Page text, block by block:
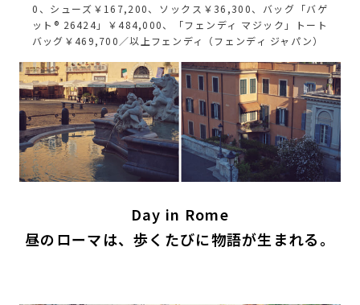
0、シューズ￥167,200、ソックス￥36,300、バッグ「バゲ
ット® 26424」￥484,000、「フェンディ マジック」トート
バッグ￥469,700／以上フェンディ（フェンディ ジャパン）
Day in Rome
昼のローマは、歩くたびに物語が生まれる。